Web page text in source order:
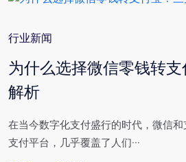
行业新闻
为什么选择微信零钱转
解析
在当今数字化支付盛行的时代，微信
支付平台，几乎覆盖了人们···